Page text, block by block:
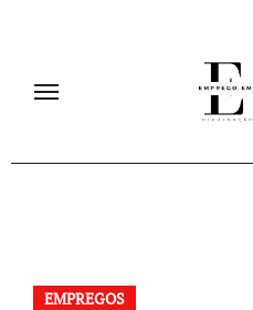
EMPREGOS